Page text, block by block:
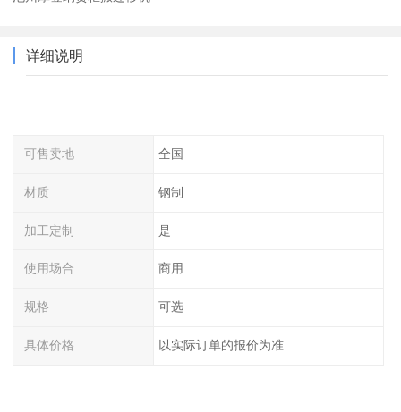
详细说明
可售卖地 全国
材质 钢制
加工定制 是
使用场合 商用
规格 可选
具体价格 以实际订单的报价为准